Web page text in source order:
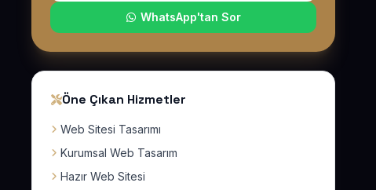
WhatsApp'tan Sor
Öne Çıkan Hizmetler
Web Sitesi Tasarımı
Kurumsal Web Tasarım
Hazır Web Sitesi